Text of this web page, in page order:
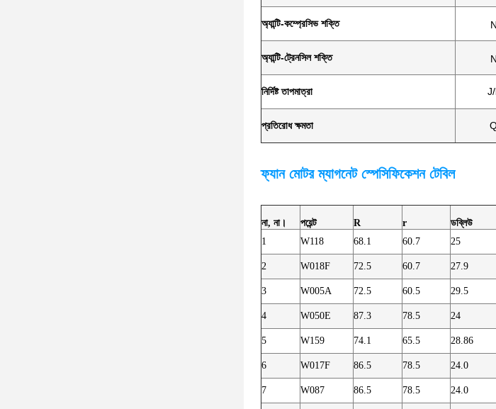
অ্যান্টি-কম্প্রেসিভ শক্তি
অ্যান্টি-ট্রেনসিল শক্তি
নির্দিষ্ট তাপমাত্রা
প্রতিরোধ ক্ষমতা
ফ্যান মোটর ম্যাগনেট স্পেসিফিকেশন টেবিল
না, না। পয়েন্ট R r ডব্লিউ
1
W118 68.1 60.7 25
2
W018F 72.5 60.7 27.9
3
W005A 72.5 60.5 29.5
4
W050E 87.3 78.5 24
5
W159 74.1 65.5 28.86
6
W017F 86.5 78.5 24.0
7
W087 86.5 78.5 24.0